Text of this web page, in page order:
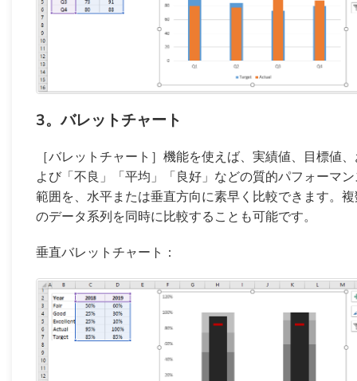
3。バレットチャート
［バレットチャート］機能を使えば、実績値、目標値
よび「不良」「平均」「良好」などの質的パフォーマ
範囲を、水平または垂直方向に素早く比較できます。
のデータ系列を同時に比較することも可能です。
垂直バレットチャート：